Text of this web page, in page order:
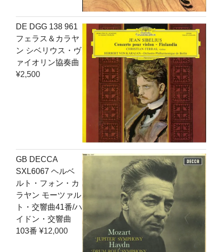
DE DGG 138 961
フェラス＆カラヤ
ン シベリウス・ヴ
ァイオリン協奏曲
¥2,500
GB DECCA
SXL6067 ヘルベ
ルト・フォン・カ
ラヤン モーツァル
ト・交響曲41番/ハ
イドン・交響曲
103番 ¥12,000